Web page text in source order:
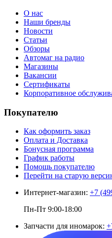
О нас
Наши бренды
Новости
Статьи
Обзоры
Автомаг на радио
Магазины
Вакансии
Сертификаты
Корпоративное
Покупателю
Как оформить заказ
Оплата и Доставка
Бонусная программа
График работы
Помощь покупателю
Перейти на старую
Интернет-магазин: +7
Пн-Пт 9:00-18:00
Запчасти для иномарок: